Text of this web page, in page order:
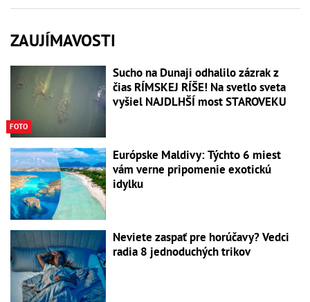
ZAUJÍMAVOSTI
FOTO
Sucho na Dunaji odhalilo zázrak z
čias RÍMSKEJ RÍŠE! Na svetlo sveta
vyšiel NAJDLHŠÍ most STAROVEKU
Európske Maldivy: Týchto 6 miest
vám verne pripomenie exotickú
idylku
Neviete zaspať pre horúčavy? Vedci
radia 8 jednoduchých trikov